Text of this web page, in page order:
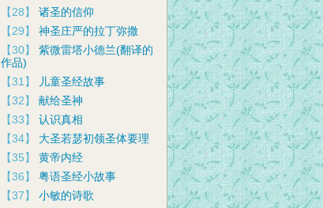
【28】 诸圣的信仰
【29】 神圣庄严的拉丁弥撒
【30】 紫微雷塔小德兰(翻译的
作品)
【31】
儿童圣经故事
【32】 献给圣神
【33】 认识真相
【34】 大圣若瑟初领圣体要理
【35】 黄帝内经
【36】 粤语圣经小故事
【37】 小敏的诗歌